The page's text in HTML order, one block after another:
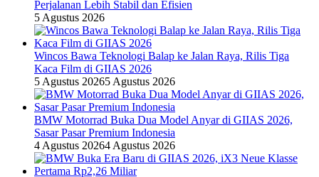
Perjalanan Lebih Stabil dan Efisien
5 Agustus 2026
Wincos Bawa Teknologi Balap ke Jalan Raya, Rilis Tiga
Kaca Film di GIIAS 2026
5 Agustus 20265 Agustus 2026
BMW Motorrad Buka Dua Model Anyar di GIIAS 2026,
Sasar Pasar Premium Indonesia
4 Agustus 20264 Agustus 2026